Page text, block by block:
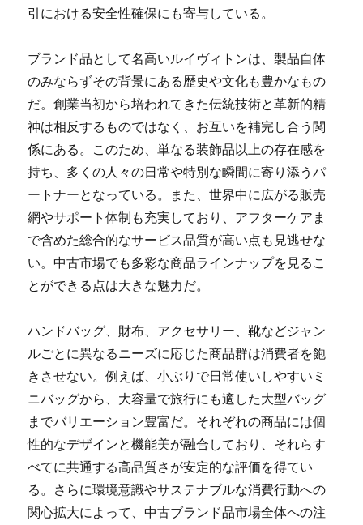
引における安全性確保にも寄与している。
ブランド品として名高いルイヴィトンは、製品自体
のみならずその背景にある歴史や文化も豊かなもの
だ。創業当初から培われてきた伝統技術と革新的精
神は相反するものではなく、お互いを補完し合う関
係にある。このため、単なる装飾品以上の存在感を
持ち、多くの人々の日常や特別な瞬間に寄り添うパ
ートナーとなっている。また、世界中に広がる販売
網やサポート体制も充実しており、アフターケアま
で含めた総合的なサービス品質が高い点も見逃せな
い。中古市場でも多彩な商品ラインナップを見るこ
とができる点は大きな魅力だ。
ハンドバッグ、財布、アクセサリー、靴などジャン
ルごとに異なるニーズに応じた商品群は消費者を飽
きさせない。例えば、小ぶりで日常使いしやすいミ
ニバッグから、大容量で旅行にも適した大型バッグ
までバリエーション豊富だ。それぞれの商品には個
性的なデザインと機能美が融合しており、それらす
べてに共通する高品質さが安定的な評価を得てい
る。さらに環境意識やサステナブルな消費行動への
関心拡大によって、中古ブランド品市場全体への注